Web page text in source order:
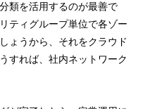
類を活用するのが最善で
ティグループ単位で各ゾー
ょうから、それをクラウド
すれば、社内ネットワーク